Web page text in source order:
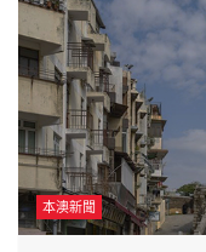
本澳新聞